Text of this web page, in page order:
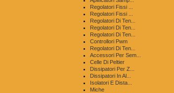
Regolatori Fissi ...
Regolatori Fissi ...
Regolatori Di Ten...
Regolatori Di Ten...
Regolatori Di Ten...
Controllori Pwm
Regolatori Di Ten...
Accessori Per Sem...
Celle Di Peltier
Dissipatori Per Z...
Dissipatori In Al...
Isolatori E Dista...
Miche